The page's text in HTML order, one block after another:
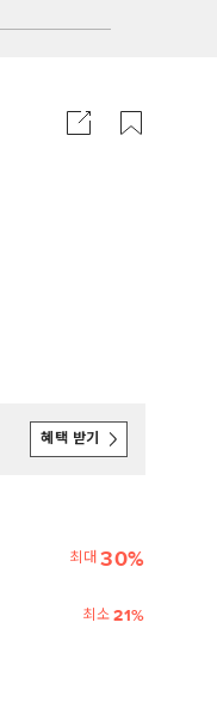
혜택 받기
최대 30%
최소 21%